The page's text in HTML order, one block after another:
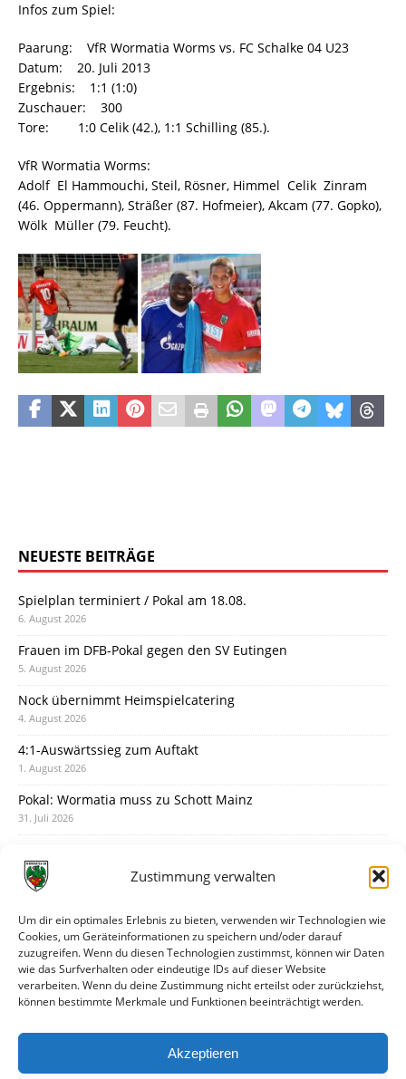
Zustimmung verwalten
Um dir ein optimales Erlebnis zu bieten, verwenden wir Technologien wie
Cookies, um Geräteinformationen zu speichern und/oder darauf
zuzugreifen. Wenn du diesen Technologien zustimmst, können wir Daten
wie das Surfverhalten oder eindeutige IDs auf dieser Website
verarbeiten. Wenn du deine Zustimmung nicht erteilst oder zurückziehst,
können bestimmte Merkmale und Funktionen beeinträchtigt werden.
Akzeptieren
Infos zum Spiel:
Paarung: VfR Wormatia Worms vs. FC Schalke 04 U23
Datum: 20. Juli 2013
Ergebnis: 1:1 (1:0)
Zuschauer: 300
Tore: 1:0 Celik (42.), 1:1 Schilling (85.).
VfR Wormatia Worms:
Adolf  El Hammouchi, Steil, Rösner, Himmel  Celik  Zinram
(46. Oppermann), Sträßer (87. Hofmeier), Akcam (77. Gopko),
Wölk  Müller (79. Feucht).
NEUESTE BEITRÄGE
Spielplan terminiert / Pokal am 18.08.
6. August 2026
Frauen im DFB-Pokal gegen den SV Eutingen
5. August 2026
Nock übernimmt Heimspielcatering
4. August 2026
4:1-Auswärtssieg zum Auftakt
1. August 2026
Pokal: Wormatia muss zu Schott Mainz
31. Juli 2026
30. Juli 2026
28. Juli 2026
Neuer Rückensponsor
28. Juli 2026
Neue Podcast-Folge: So tickt Björn!
Eindrücke vom Stadionfest
27. Juli 2026